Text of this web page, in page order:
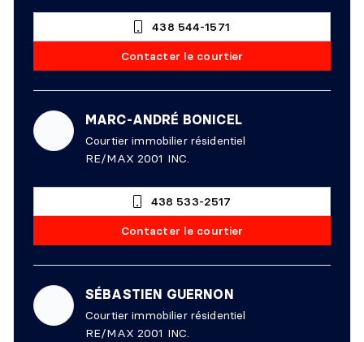
438 544-1571
Contacter le courtier
MARC-ANDRÉ BONICEL
Courtier immobilier résidentiel
RE/MAX 2001 INC.
438 533-2517
Contacter le courtier
SÉBASTIEN GUERNON
Courtier immobilier résidentiel
RE/MAX 2001 INC.